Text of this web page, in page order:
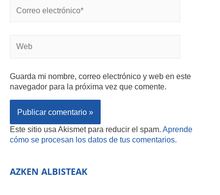
Guarda mi nombre, correo electrónico y web en este
navegador para la próxima vez que comente.
Este sitio usa Akismet para reducir el spam. Aprende
cómo se procesan los datos de tus comentarios.
AZKEN ALBISTEAK